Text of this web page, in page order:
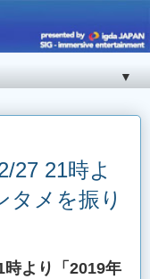
▼
27 21時よ
タメを振り
より「2019年